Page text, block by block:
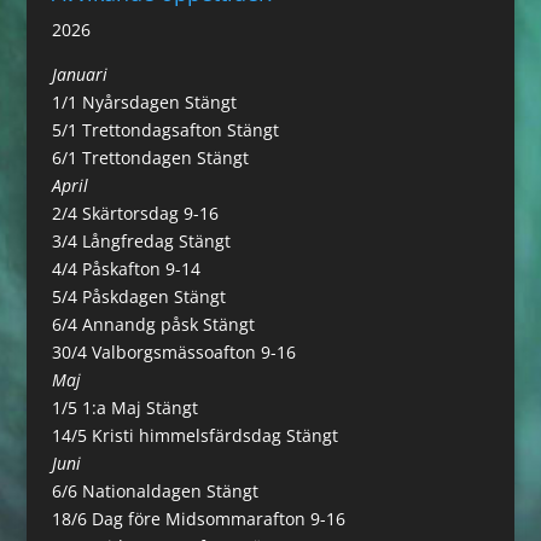
2026
Januari
1/1 Nyårsdagen Stängt
5/1 Trettondagsafton Stängt
6/1 Trettondagen Stängt
April
2/4 Skärtorsdag 9-16
3/4 Långfredag Stängt
4/4 Påskafton 9-14
5/4 Påskdagen Stängt
6/4 Annandg påsk Stängt
30/4 Valborgsmässoafton 9-16
Maj
1/5 1:a Maj Stängt
14/5 Kristi himmelsfärdsdag Stängt
Juni
6/6 Nationaldagen Stängt
18/6 Dag före Midsommarafton 9-16